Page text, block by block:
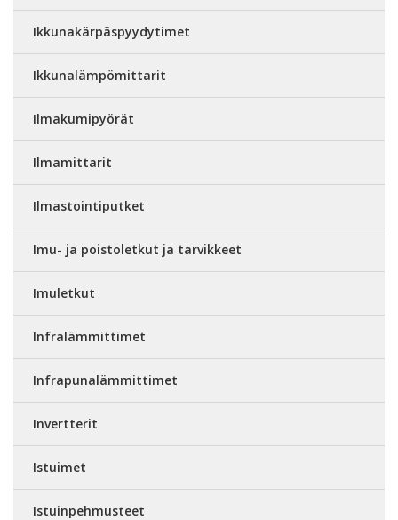
Ikkunakärpäspyydytimet
Ikkunalämpömittarit
Ilmakumipyörät
Ilmamittarit
Ilmastointiputket
Imu- ja poistoletkut ja tarvikkeet
Imuletkut
Infralämmittimet
Infrapunalämmittimet
Invertterit
Istuimet
Istuinpehmusteet